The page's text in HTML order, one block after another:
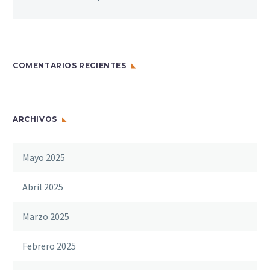
COMENTARIOS RECIENTES
ARCHIVOS
Mayo 2025
Abril 2025
Marzo 2025
Febrero 2025